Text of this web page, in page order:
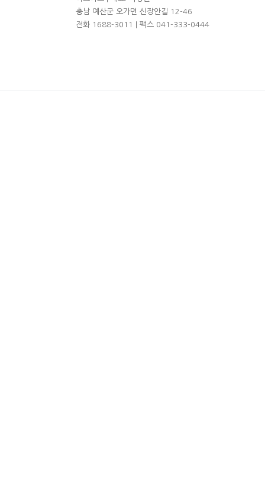
충남 예산군 오가면 신장안길 12-46
전화 1688-3011 | 팩스 041-333-0444